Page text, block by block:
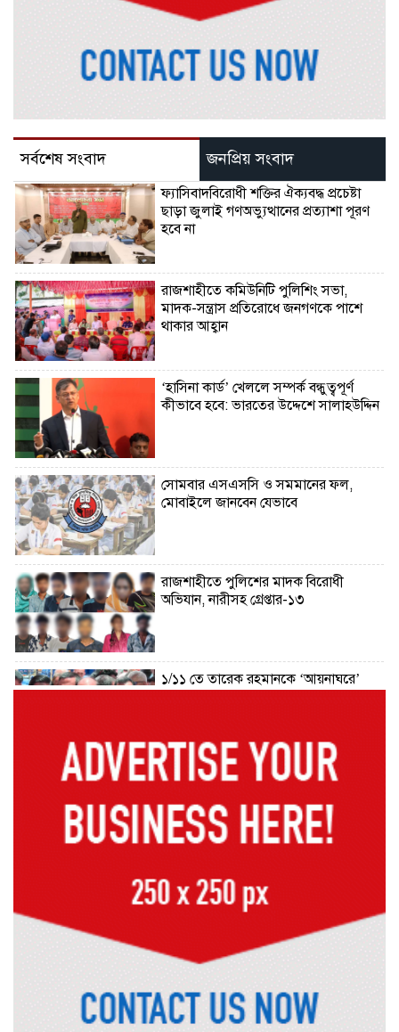
সর্বশেষ সংবাদ জনপ্রিয় সংবাদ
ফ্যাসিবাদবিরোধী শক্তির ঐক্যবদ্ধ প্রচেষ্টা
ছাড়া জুলাই গণঅভ্যুত্থানের প্রত্যাশা পূরণ
হবে না
রাজশাহীতে কমিউনিটি পুলিশিং সভা,
মাদক-সন্ত্রাস প্রতিরোধে জনগণকে পাশে
থাকার আহ্বান
‘হাসিনা কার্ড’ খেললে সম্পর্ক বন্ধুত্বপূর্ণ
কীভাবে হবে: ভারতের উদ্দেশে সালাহউদ্দিন
সোমবার এসএসসি ও সমমানের ফল,
মোবাইলে জানবেন যেভাবে
রাজশাহীতে পুলিশের মাদক বিরোধী
অভিযান, নারীসহ গ্রেপ্তার-১৩
১/১১ তে তারেক রহমানকে ‘আয়নাঘরে’
ড্যাবের প্রতিষ্ঠাবার্ষিকীতে চিকিৎসক
ব্রেন স্ট্রোক, নির্বাচন অফিসকর্মীর মৃত্যু
কোরআন মজিদে ক্ষতিগ্রস্ত বলা হয়েছে